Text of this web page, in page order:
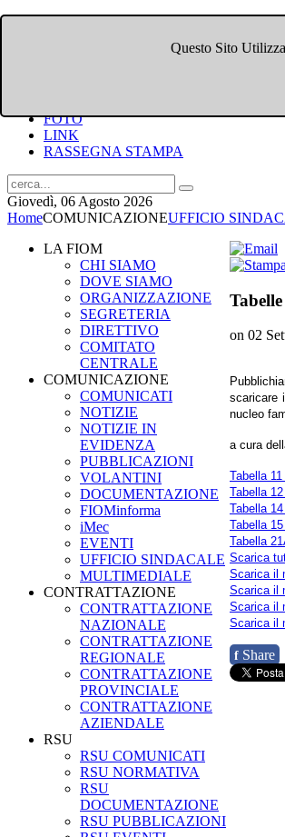
Questo Sito
FOTO
LINK
RASSEGNA STAMPA
Giovedì, 06 Agosto 2026
HomeCOMUNICAZIONEUFFICIO
on 02
scaricare
nucleo
a cura
Tabella
Tabella
Tabella
Tabella
Tabella
Scarica
Scarica il
Scarica il
Scarica il
Scarica il
f Share
LA FIOM
CHI SIAMO
DOVE SIAMO
ORGANIZZAZIONE
SEGRETERIA
DIRETTIVO
COMITATO
CENTRALE
COMUNICAZIONE
COMUNICATI
NOTIZIE
NOTIZIE IN
EVIDENZA
PUBBLICAZIONI
VOLANTINI
DOCUMENTAZIONE
FIOMinforma
iMec
EVENTI
UFFICIO SINDACALE
MULTIMEDIALE
CONTRATTAZIONE
CONTRATTAZIONE
NAZIONALE
CONTRATTAZIONE
REGIONALE
CONTRATTAZIONE
PROVINCIALE
CONTRATTAZIONE
AZIENDALE
RSU
RSU COMUNICATI
RSU NORMATIVA
RSU
DOCUMENTAZIONE
RSU PUBBLICAZIONI